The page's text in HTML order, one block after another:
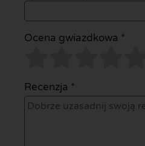
Ocena gwiazdkowa *
Recenzja *